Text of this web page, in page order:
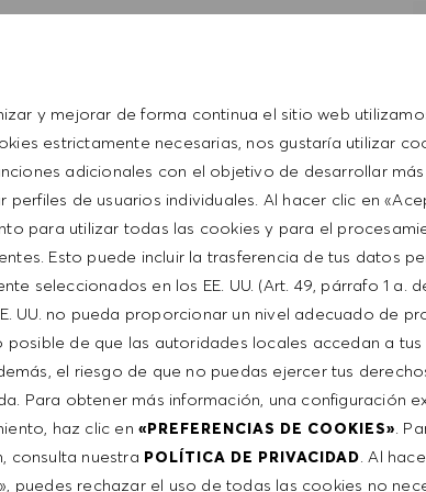
y mejorar de forma continua el sitio web
estrictamente necesarias, nos gustaría utilizar
adicionales con el objetivo de desarrollar
perfiles de usuarios individuales. Al hacer clic en
para utilizar todas las cookies y para el
Esto puede incluir la trasferencia de tus datos
seleccionados en los EE. UU. (Art. 49, párrafo 1 a.
UU. no pueda proporcionar un nivel adecuado de
posible de que las autoridades locales accedan a
el riesgo de que no puedas ejercer tus
Para obtener más información, una configuración
haz clic en «PREFERENCIAS DE COOKIES» .
consulta nuestra POLÍTICA DE PRIVACIDAD . Al
puedes rechazar el uso de todas las cookies no
skills
system and POS register system.